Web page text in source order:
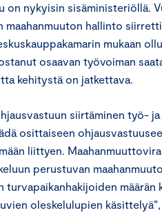
on nykyisin sisäministeriöllä.
maahanmuuton hallinto
mukaan
osaavan työvoiman
kehitystä on jatkettava.
siirtäminen työ- ja
osittaiseen
liittyen.
perustuvan
määrän
oleskelulupien